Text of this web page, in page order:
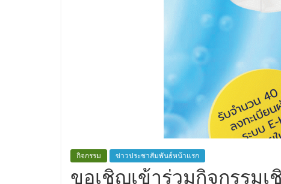
กิจกรรม ข่าวประชาสัมพันธ์หน้าแรก
ขอเชิญเข้าร่วมกิจกรรม